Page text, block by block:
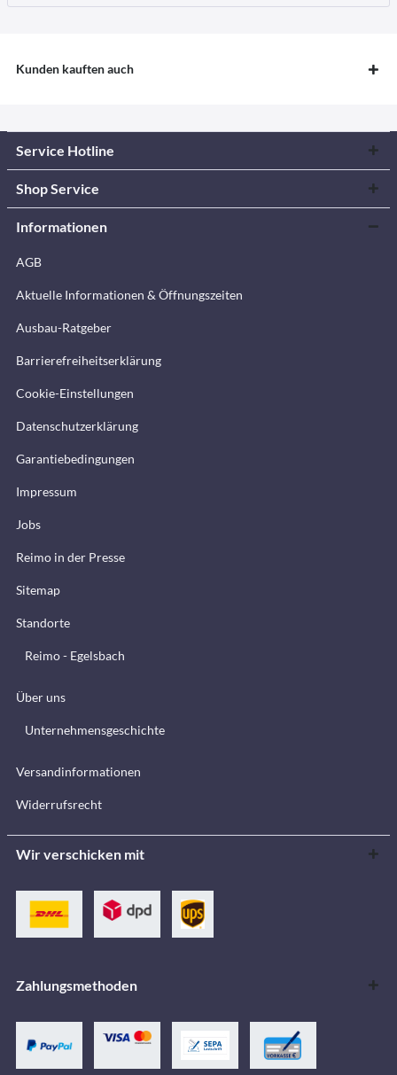
Kunden kauften auch
Service Hotline
Shop Service
Informationen
AGB
Aktuelle Informationen & Öffnungszeiten
Ausbau-Ratgeber
Barrierefreiheitserklärung
Cookie-Einstellungen
Datenschutzerklärung
Garantiebedingungen
Impressum
Jobs
Reimo in der Presse
Sitemap
Standorte
Reimo - Egelsbach
Über uns
Unternehmensgeschichte
Versandinformationen
Widerrufsrecht
Wir verschicken mit
Zahlungsmethoden